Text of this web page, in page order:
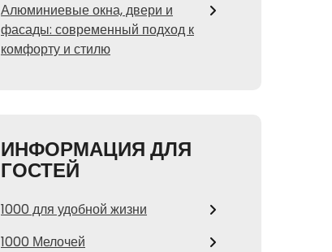
Алюминиевые окна, двери и
фасады: современный подход к
комфорту и стилю
ИНФОРМАЦИЯ ДЛЯ
ГОСТЕЙ
1000 для удобной жизни
1000 Мелочей